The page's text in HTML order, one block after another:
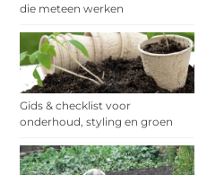
die meteen werken
Gids & checklist voor
onderhoud, styling en groen